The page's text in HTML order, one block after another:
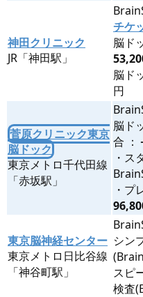
神田クリニック
JR「神田駅」
チケ
脳ド
脳ド
円
菅原クリニック東京
脳ドック
東京メトロ千代田線
「赤坂駅」
脳ド
合 ：
・ス
・プ
東京脳神経センター
東京メトロ日比谷線
「神谷町駅」
シン
スピ
検査